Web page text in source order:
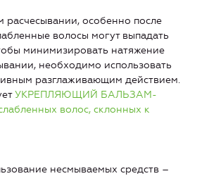
расчесывании, особенно после
волосы могут выпадать
минимизировать натяжение
необходимо использовать
разглаживающим действием.
УКРЕПЛЯЮЩИЙ БАЛЬЗАМ-
волос, склонных к
несмываемых средств –